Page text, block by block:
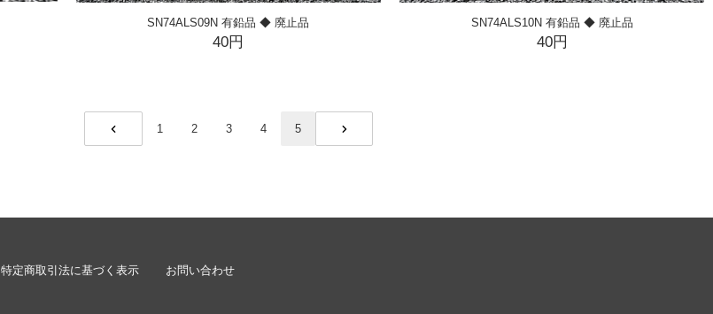
SN74ALS09N 有鉛品 ◆ 廃止品
40円
SN74ALS10N 有鉛品 ◆ 廃止品
40円
1 2 3 4
5
特定商取引法に基づく表示 お問い合わせ